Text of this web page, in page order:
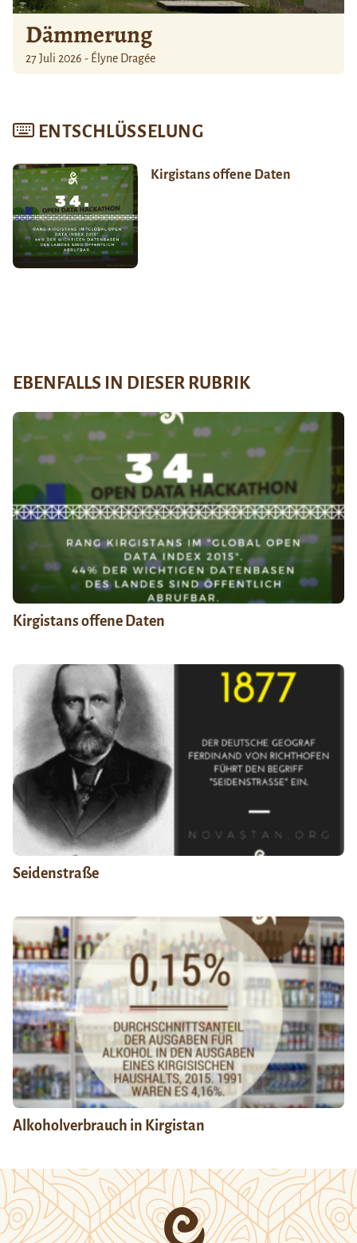
Dämmerung
27 Juli 2026 - Élyne Dragée
ENTSCHLÜSSELUNG
Kirgistans offene Daten
EBENFALLS IN DIESER RUBRIK
Kirgistans offene Daten
Seidenstraße
Alkoholverbrauch in Kirgistan